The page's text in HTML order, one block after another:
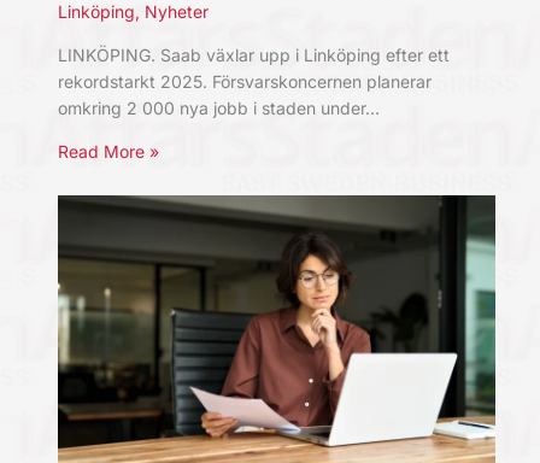
Linköping, Nyheter
LINKÖPING. Saab växlar upp i Linköping efter ett
rekordstarkt 2025. Försvarskoncernen planerar
omkring 2 000 nya jobb i staden under…
Read More »